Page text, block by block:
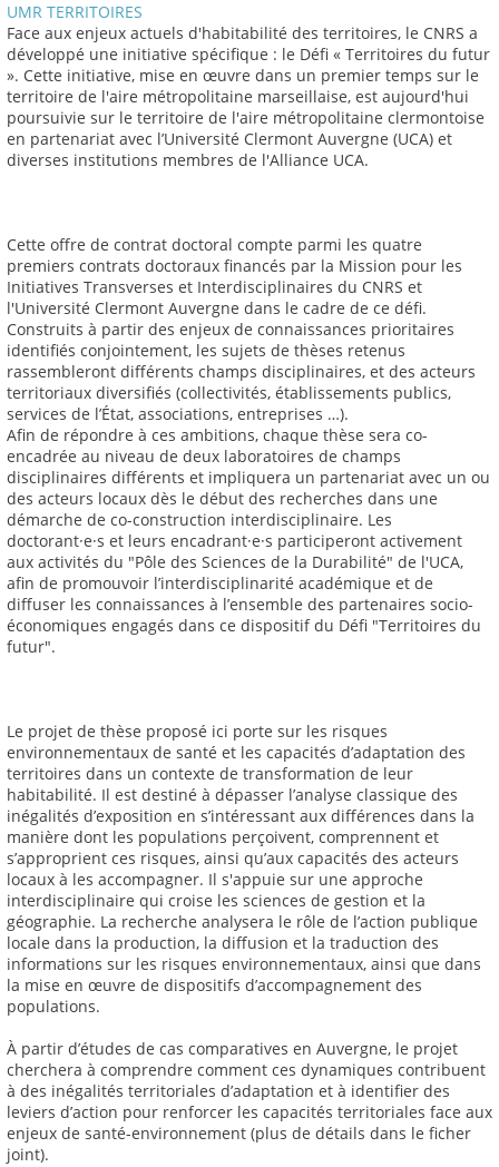
UMR TERRITOIRES
Face aux enjeux actuels d'habitabilité des territoires, le CNRS a
développé une initiative spécifique : le Défi « Territoires du futur
». Cette initiative, mise en œuvre dans un premier temps sur le
territoire de l'aire métropolitaine marseillaise, est aujourd'hui
poursuivie sur le territoire de l'aire métropolitaine clermontoise
en partenariat avec l’Université Clermont Auvergne (UCA) et
diverses institutions membres de l'Alliance UCA.
Cette offre de contrat doctoral compte parmi les quatre
premiers contrats doctoraux financés par la Mission pour les
Initiatives Transverses et Interdisciplinaires du CNRS et
l'Université Clermont Auvergne dans le cadre de ce défi.
Construits à partir des enjeux de connaissances prioritaires
identifiés conjointement, les sujets de thèses retenus
rassembleront différents champs disciplinaires, et des acteurs
territoriaux diversifiés (collectivités, établissements publics,
services de l’État, associations, entreprises …).
Afin de répondre à ces ambitions, chaque thèse sera co-
encadrée au niveau de deux laboratoires de champs
disciplinaires différents et impliquera un partenariat avec un ou
des acteurs locaux dès le début des recherches dans une
démarche de co-construction interdisciplinaire. Les
doctorant·e·s et leurs encadrant·e·s participeront activement
aux activités du "Pôle des Sciences de la Durabilité" de l'UCA,
afin de promouvoir l’interdisciplinarité académique et de
diffuser les connaissances à l’ensemble des partenaires socio-
économiques engagés dans ce dispositif du Défi "Territoires du
futur".
Le projet de thèse proposé ici porte sur les risques
environnementaux de santé et les capacités d’adaptation des
territoires dans un contexte de transformation de leur
habitabilité. Il est destiné à dépasser l’analyse classique des
inégalités d’exposition en s’intéressant aux différences dans la
manière dont les populations perçoivent, comprennent et
s’approprient ces risques, ainsi qu’aux capacités des acteurs
locaux à les accompagner. Il s'appuie sur une approche
interdisciplinaire qui croise les sciences de gestion et la
géographie. La recherche analysera le rôle de l’action publique
locale dans la production, la diffusion et la traduction des
informations sur les risques environnementaux, ainsi que dans
la mise en œuvre de dispositifs d’accompagnement des
populations.
À partir d’études de cas comparatives en Auvergne, le projet
cherchera à comprendre comment ces dynamiques contribuent
à des inégalités territoriales d’adaptation et à identifier des
leviers d’action pour renforcer les capacités territoriales face aux
enjeux de santé-environnement (plus de détails dans le ficher
joint).